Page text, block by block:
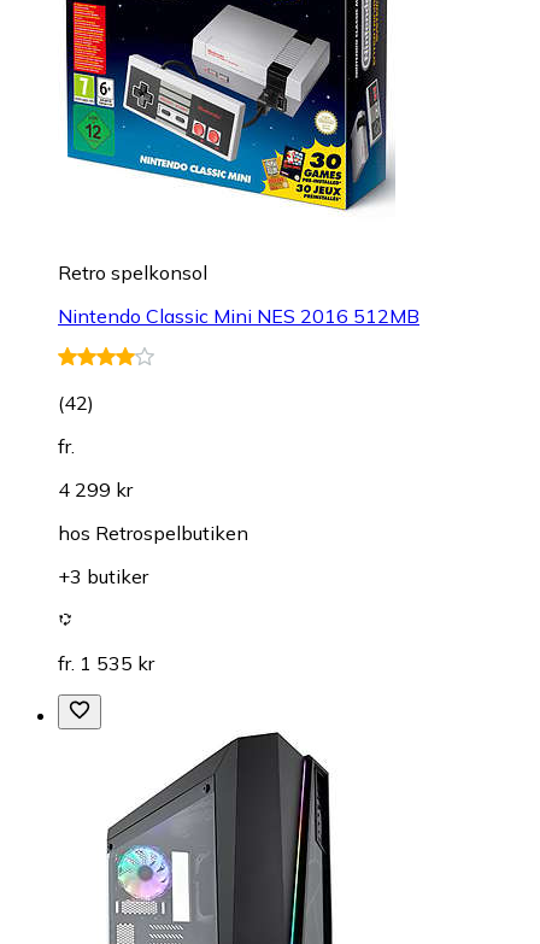
Retro spelkonsol
Nintendo Classic Mini NES 2016 512MB
(42)
fr.
4 299 kr
hos Retrospelbutiken
+3 butiker
fr. 1 535 kr